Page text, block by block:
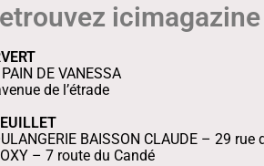
PAIN DE VANESSA
de l’étrade
BAISSON CLAUDE – 29 rue
– 7 route du Candé